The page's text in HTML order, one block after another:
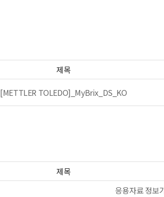
제목
[METTLER TOLEDO]_MyBrix_DS_KO
제목
응용자료 정보